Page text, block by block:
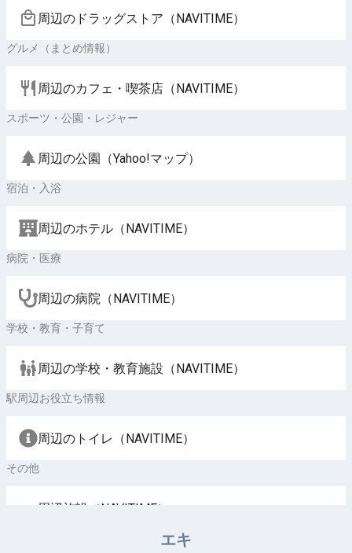
周辺のドラッグストア（NAVITIME）
グルメ（まとめ情報）
周辺のカフェ・喫茶店（NAVITIME）
スポーツ・公園・レジャー
周辺の公園（Yahoo!マップ）
宿泊・入浴
周辺のホテル（NAVITIME）
病院・医療
周辺の病院（NAVITIME）
学校・教育・子育て
周辺の学校・教育施設（NAVITIME）
駅周辺お役立ち情報
周辺のトイレ（NAVITIME）
その他
周辺施設（NAVITIME）
エキ